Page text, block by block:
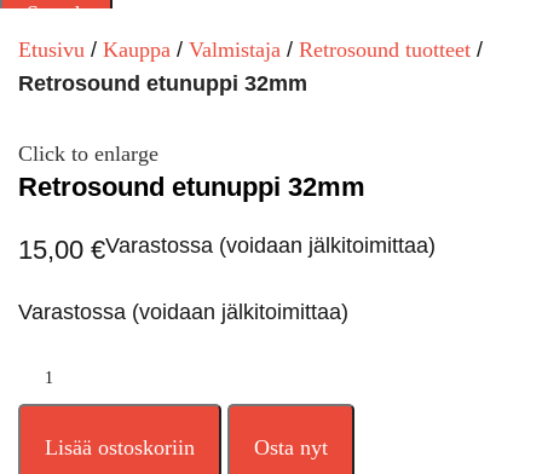
Search
Etusivu
Kauppa Valmistaja
Retrosound tuotteet
Retrosound etunuppi 32mm
Click to enlarge
Retrosound etunuppi 32mm
15,00 €Varastossa (voidaan jälkitoimittaa)
Varastossa (voidaan jälkitoimittaa)
Lisää ostoskoriin Osta nyt